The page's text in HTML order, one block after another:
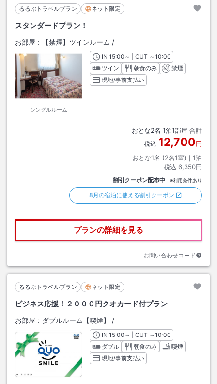
るるぶトラベルプラン ネット限定
スタンダードプラン！
お部屋： 【禁煙】ツインルーム /
シングルルーム
INチェックイン
15:00 ～ | OUT チェックアウト
～10:00
ツイン
朝食のみ
禁煙
現地/事前支払い
おとな2名 1泊1部屋 合計
税込 12,700円
おとな1名 (2名1室)｜ 1泊
税込 6,350円
割引クーポン配布中 ※利用条件あり
8月の宿泊に使える割引クーポン
プランの詳細を見る
お問い合わせコード
るるぶトラベルプラン ネット限定
ビジネス応援！２０００円クオカード付プラン
お部屋： ダブルルーム【喫煙】 /
INチェックイン
15:00 ～ | OUT チェックアウト
～10:00
ダブル
朝食のみ
喫煙
現地/事前支払い